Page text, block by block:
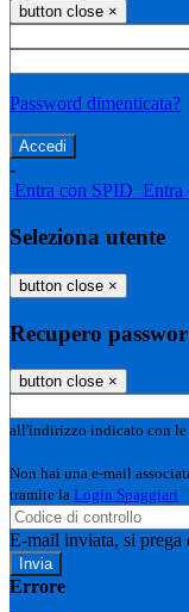
button close ×
Password dimenticata?
-
Entra con SPID Entra
Seleziona utente
button close ×
Recupero
button close ×
all'indirizzo indicato con le
Non hai una e-mail
tramite la Login Spaggiari
E-mail inviata, si prega
Errore